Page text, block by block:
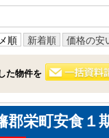
順 新着順 価格の安
た物件を
郡栄町安食
松戸支店
成田支店
東京支店
神奈川支店